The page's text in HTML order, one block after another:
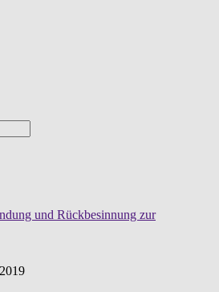
und Rückbesinnung zur